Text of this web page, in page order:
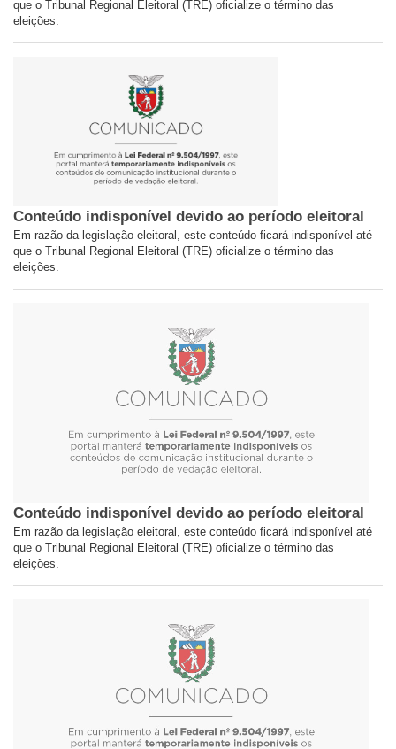
que o Tribunal Regional Eleitoral (TRE) oficialize o término das
eleições.
Conteúdo indisponível devido ao período eleitoral
Em razão da legislação eleitoral, este conteúdo ficará indisponível até
que o Tribunal Regional Eleitoral (TRE) oficialize o término das
eleições.
Conteúdo indisponível devido ao período eleitoral
Em razão da legislação eleitoral, este conteúdo ficará indisponível até
que o Tribunal Regional Eleitoral (TRE) oficialize o término das
eleições.